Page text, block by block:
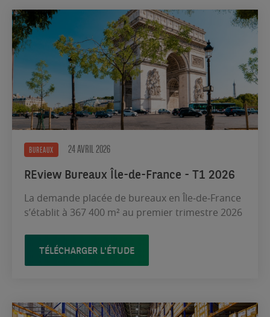
BUREAUX 24 AVRIL 2026
REview Bureaux Île-de-France - T1 2026
La demande placée de bureaux en Île‑de‑France
s’établit à 367 400 m² au premier trimestre 2026
TÉLÉCHARGER L'ÉTUDE